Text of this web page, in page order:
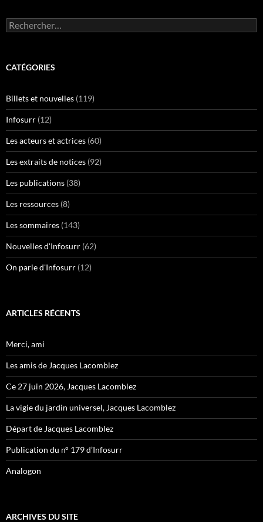
Rechercher :
CATÉGORIES
Billets et nouvelles (119)
Infosurr (12)
Les acteurs et actrices (60)
Les extraits de notices (92)
Les publications (38)
Les ressources (8)
Les sommaires (143)
Nouvelles d'Infosurr (62)
On parle d'Infosurr (12)
ARTICLES RÉCENTS
Merci, ami
Les amis de Jacques Lacomblez
Ce 27 juin 2026, Jacques Lacomblez
La vigie du jardin universel, Jacques Lacomblez
Départ de Jacques Lacomblez
Publication du n° 179 d’Infosurr
Analogon
ARCHIVES DU SITE